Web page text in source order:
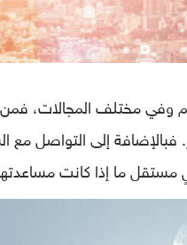
وفي مختلف المجالات،
إلى التواصل مع
مستقل ما إذا كانت